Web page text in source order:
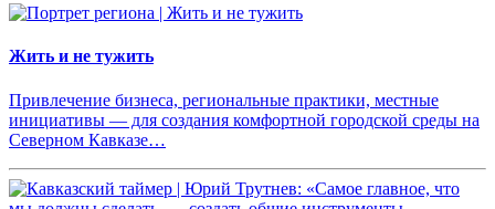
Жить и не тужить
Привлечение бизнеса, региональные практики, местные
инициативы — для создания комфортной городской среды на
Северном Кавказе…